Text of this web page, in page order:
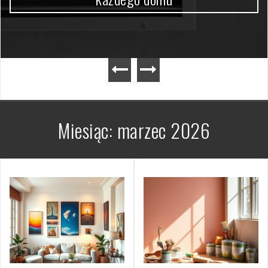
Miesiąc: marzec 2026